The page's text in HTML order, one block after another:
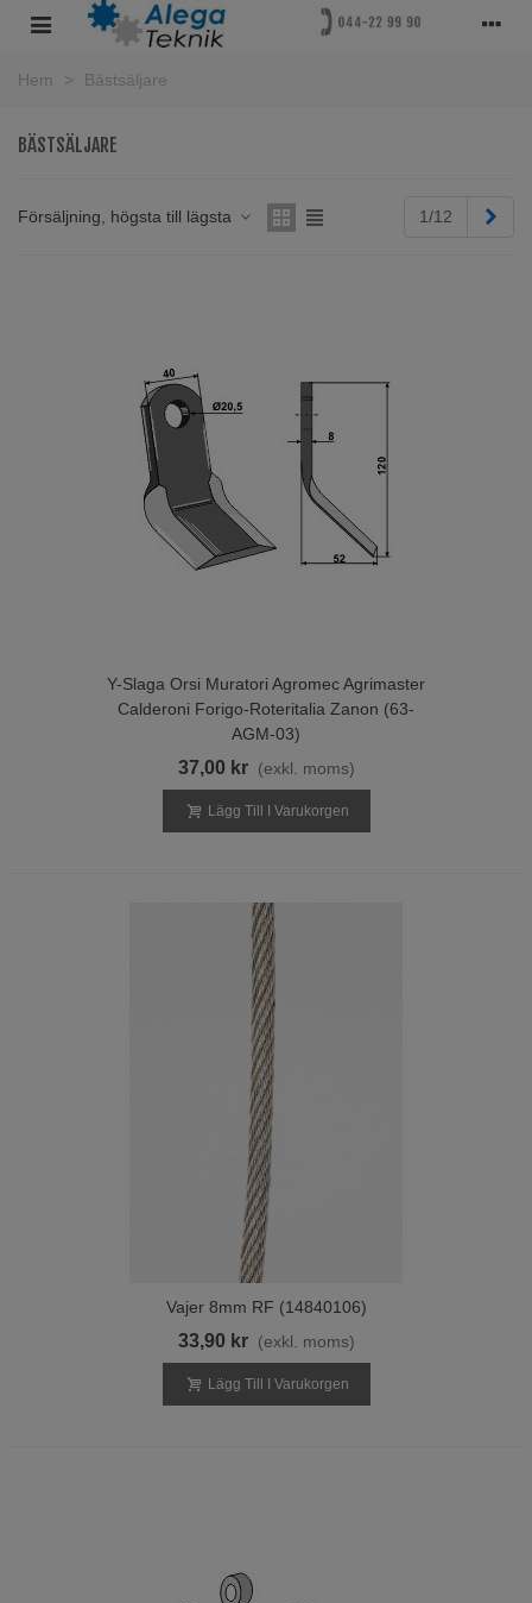
Hem > Bästsäljare
BÄSTSÄLJARE
Försäljning, högsta till lägsta 1/12
Y-Slaga Orsi Muratori Agromec Agrimaster
Calderoni Forigo-Roteritalia Zanon (63-
AGM-03)
37,00 kr (exkl. moms)
Lägg Till I Varukorgen
Vajer 8mm RF (14840106)
33,90 kr (exkl. moms)
Lägg Till I Varukorgen